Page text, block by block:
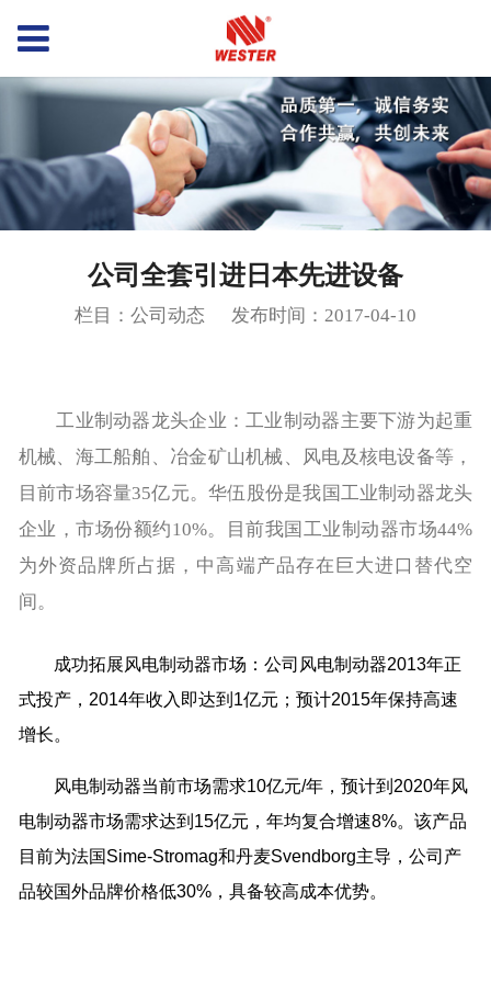
公司全套引进日本先进设备
栏目：公司动态 发布时间：2017-04-10
工业制动器龙头企业：工业制动器主要下游为起重
机械、海工船舶、冶金矿山机械、风电及核电设备等，
目前市场容量35亿元。华伍股份是我国工业制动器龙头
企业，市场份额约10%。目前我国工业制动器市场44%
为外资品牌所占据，中高端产品存在巨大进口替代空
间。
成功拓展风电制动器市场：公司风电制动器2013年正
式投产，2014年收入即达到1亿元；预计2015年保持高速
增长。
风电制动器当前市场需求10亿元/年，预计到2020年风
电制动器市场需求达到15亿元，年均复合增速8%。该产品
目前为法国Sime-Stromag和丹麦Svendborg主导，公司产
品较国外品牌价格低30%，具备较高成本优势。